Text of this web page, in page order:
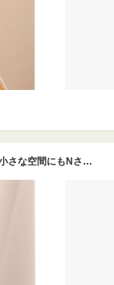
ボタニカル柄のアクセントクロスが目を惹くトイレ。小さな空間にもNさんのこだわりが光る